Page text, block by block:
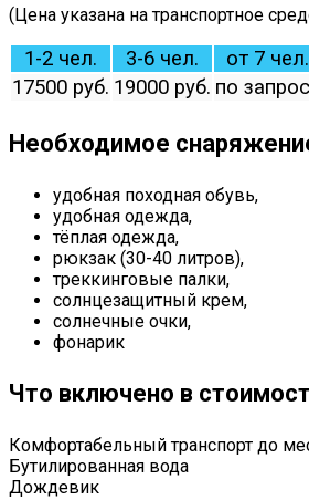
(Цена указана на транспортное
1-2 чел. 3-6 чел.
от 7 чел.
17500 руб. 19000 руб. по
Необходимое
удобная походная обувь,
удобная одежда,
тёплая одежда,
рюкзак (30-40 литров),
треккинговые палки,
солнцезащитный крем,
солнечные очки,
фонарик
Что включено в
Комфортабельный транспорт до
Бутилированная вода
Дождевик